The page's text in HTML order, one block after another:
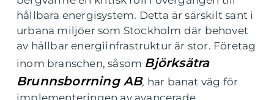
hållbara energisystem. Detta är särskilt sant i
urbana miljöer som Stockholm där behovet
av hållbar energiinfrastruktur är stor. Företag
inom branschen, såsom Björksätra
Brunnsborrning AB, har banat väg för